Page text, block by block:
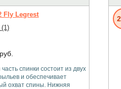
Fly Legrest
руб.
спинки состоит из двух
и обеспечивает
охват спины. Нижняя